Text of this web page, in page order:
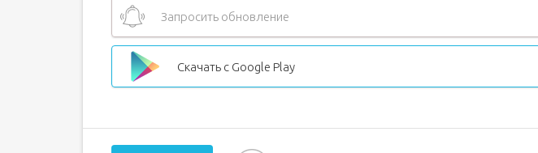
Запросить обновление
Скачать с Google Play